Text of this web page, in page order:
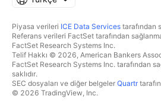
Piyasa verileri ICE Data Services tarafından
Referans verileri FactSet tarafından
FactSet Research Systems Inc.
Telif Hakkı © 2026, American Bankers
FactSet Research Systems Inc. tarafından
saklıdır.
SEC dosyaları ve diğer belgeler Quartr
© 2026 TradingView, Inc.